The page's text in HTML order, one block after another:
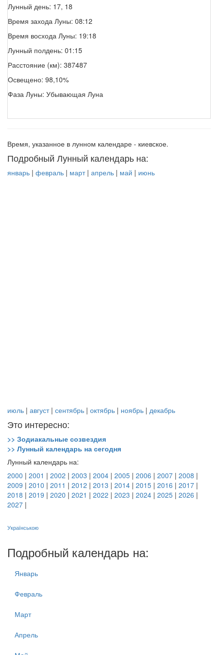
Лунный день: 17, 18
Время захода Луны: 08:12
Время восхода Луны: 19:18
Лунный полдень: 01:15
Расстояние (км): 387487
Освещено: 98,10%
Фаза Луны: Убывающая Луна
Время, указанное в лунном календаре - киевское.
Подробный Лунный календарь на:
январь | февраль | март| апрель | май | июнь
июль | август| сентябрь | октябрь | ноябрь | декабрь
Это интересно:
>> Зодиакальные созвездия
>> Лунный календарь на сегодня
Лунный календарь на:
2000 | 2001 | 2002 | 2003 | 2004 | 2005 | 2006 | 2007 | 2008 |
2009 | 2010 | 2011 | 2012 | 2013 | 2014 | 2015 | 2016 | 2017 |
2018 | 2019 | 2020 | 2021 | 2022 | 2023 | 2024 | 2025 | 2026 |
2027 |
Українською
Подробный календарь на:
Январь
Февраль
Март
Апрель